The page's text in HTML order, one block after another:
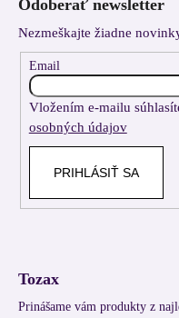
Odoberať newsletter
Nezmeškajte žiadne
Email
Vložením e-mailu
osobných údajov
PRIHLÁSIŤ SA
Tozax
Prinášame vám produkty z